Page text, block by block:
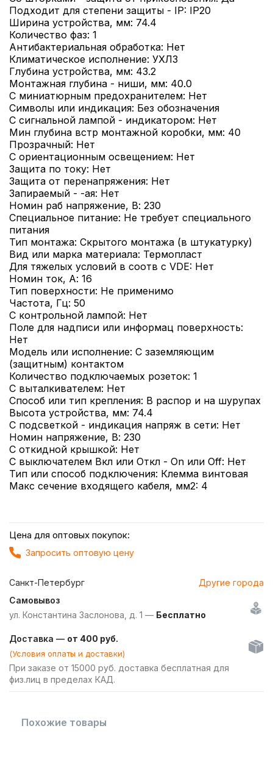
Подходит для степени защиты - IP: IP20
Ширина устройства, мм: 74.4
Количество фаз: 1
Антибактериальная обработка: Нет
Климатическое исполнение: УХЛ3
Глубина устройства, мм: 43.2
Монтажная глубина - ниши, мм: 40.0
С миниатюрным предохранителем: Нет
Символы или индикация: Без обозначения
С сигнальной лампой - индикатором: Нет
Мин глубина встр монтажной коробки, мм: 40
Прозрачный: Нет
С ориентационным освещением: Нет
Защита по току: Нет
Защита от перенапряжения: Нет
Запираемый - -ая: Нет
Номин раб напряжение, В: 230
Специальное питание: Не требует специального
питания
Тип монтажа: Скрытого монтажа (в штукатурку)
Вид или марка материала: Термопласт
Для тяжелых условий в соотв с VDE: Нет
Номин ток, А: 16
Тип поверхности: Не применимо
Частота, Гц: 50
С контрольной лампой: Нет
Поле для надписи или информац поверхность:
Нет
Модель или исполнение: С заземляющим
(защитным) контактом
Количество подключаемых розеток: 1
С выталкивателем: Нет
Способ или тип крепления: В распор и на шурупах
Высота устройства, мм: 74.4
С подсветкой - индикация напряж в сети: Нет
Номин напряжение, В: 230
С откидной крышкой: Нет
С выключателем Вкл или Откл - On или Off: Нет
Тип или способ подключения: Клемма винтовая
Макс сечение входящего кабеля, мм2: 4
Цена для оптовых покупок:
Запросить оптовую цену
Санкт-Петербург
Другие города
Самовывоз
ул. Константина Заслонова, д. 1 — Бесплатно
Доставка — от 400 руб.
(Условия оплаты и доставки)
При заказе от 15000 руб. доставка бесплатная для
физ.лиц в пределах КАД.
Похожие товары